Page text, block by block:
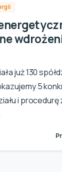
już 130
5
i procedurę